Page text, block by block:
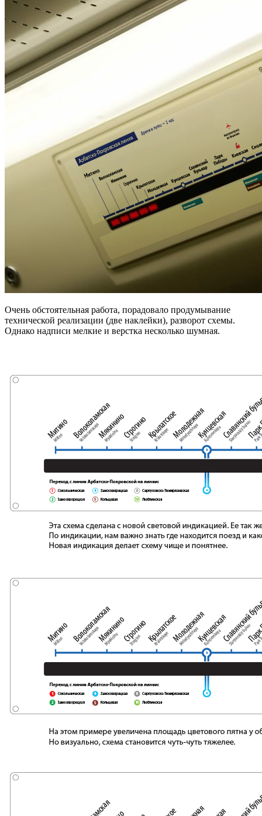
Очень обстоятельная работа, порадовало продумывание
технической реализации (две наклейки), разворот схемы.
Однако надписи мелкие и верстка несколько шумная.